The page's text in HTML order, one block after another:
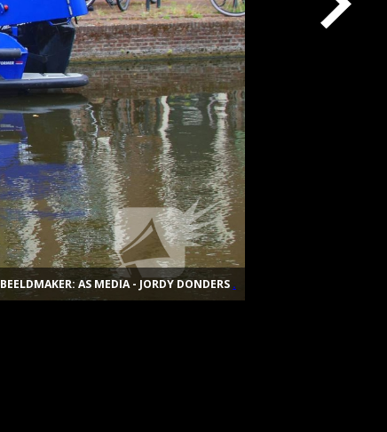
BEELDMAKER: AS MEDIA - JORDY DONDERS .